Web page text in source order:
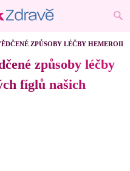
ZPŮSOBY LÉČBY
způsoby léčby
fíglů našich